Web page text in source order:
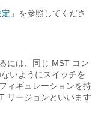
」 を参照してくださ
には、同じ MST コン
いようにスイッチを
ィギュレーションを持
リージョンといいます